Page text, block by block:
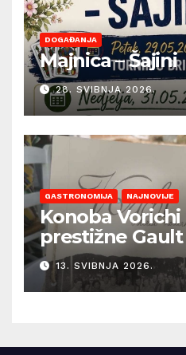
DOGAĐANJA
Majnica – Šajini
28. SVIBNJA 2026.
GASTRONOMIJA NAJNOVIJE
Konoba
prestižne
kapice
13. SVIBNJA 2026.